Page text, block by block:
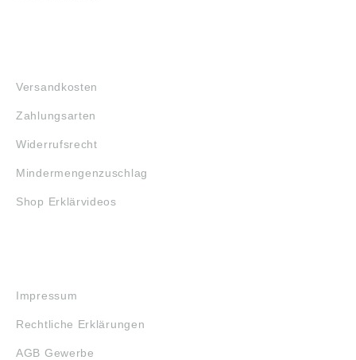
Versandkosten
Zahlungsarten
Widerrufsrecht
Mindermengenzuschlag
Shop Erklärvideos
Impressum
Rechtliche Erklärungen
AGB Gewerbe